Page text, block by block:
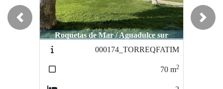
Roquetas de Mar / Aguadulce sur
000174_TORREQFATIM
Roquetas de Mar / Aguadulce sur
001535_menorca
40
Previous Next